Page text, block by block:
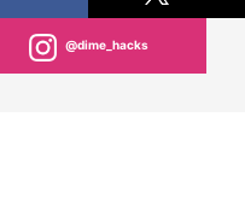
@dime_hacks